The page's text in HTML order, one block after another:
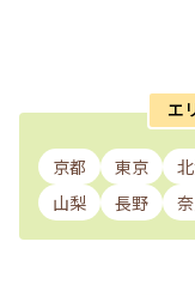
エ
京都 東京
山梨
長野